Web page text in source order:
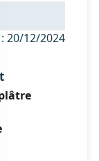
: 20/12/2024